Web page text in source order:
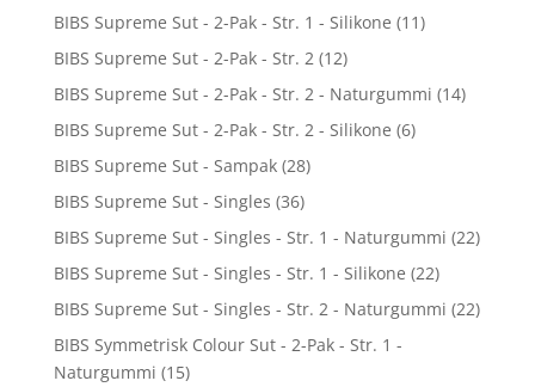
BIBS Supreme Sut - 2-Pak - Str. 1 - Silikone (11)
BIBS Supreme Sut - 2-Pak - Str. 2 (12)
BIBS Supreme Sut - 2-Pak - Str. 2 - Naturgummi (14)
BIBS Supreme Sut - 2-Pak - Str. 2 - Silikone (6)
BIBS Supreme Sut - Sampak (28)
BIBS Supreme Sut - Singles (36)
BIBS Supreme Sut - Singles - Str. 1 - Naturgummi (22)
BIBS Supreme Sut - Singles - Str. 1 - Silikone (22)
BIBS Supreme Sut - Singles - Str. 2 - Naturgummi (22)
BIBS Symmetrisk Colour Sut - 2-Pak - Str. 1 -
Naturgummi (15)